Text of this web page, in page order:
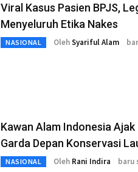
Viral Kasus Pasien BPJS,
Menyeluruh Etika Nakes
NASIONAL OlehSyariful Alam
Kawan Alam Indonesia
Garda Depan Konservasi
NASIONAL Oleh Rani Indira baru